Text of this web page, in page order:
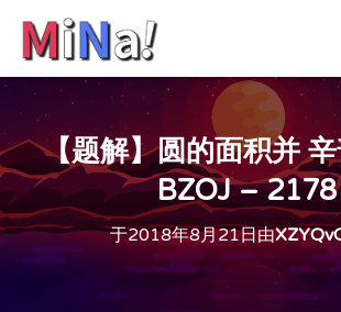
【题解】圆的面积并
BZOJ – 2178
于2018年8月21日由